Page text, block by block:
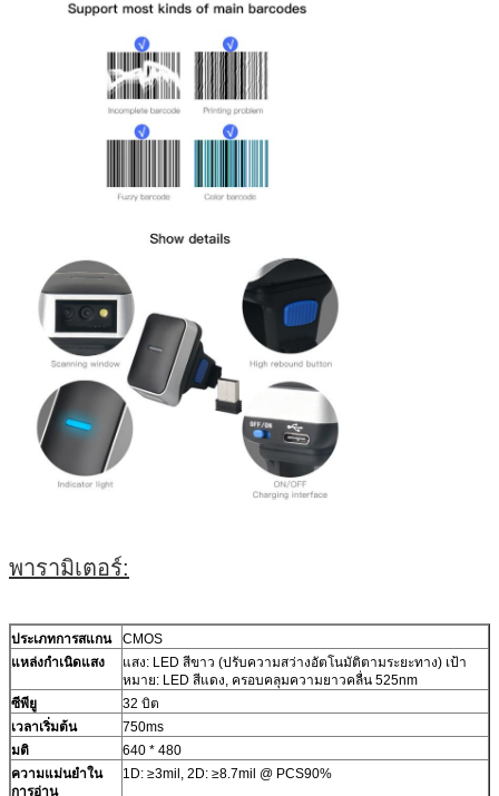
พารามิเตอร์:
ประเภทการสแกน
CMOS
แหล่งกำเนิดแสง
แสง: LED สีขาว (ปรับความสว่างอัตโนมัติตามระยะทาง) เป้า
หมาย: LED สีแดง, ครอบคลุมความยาวคลื่น 525nm
ซีพียู
32 บิต
เวลาเริ่มต้น
750ms
มติ
640 * 480
ความแม่นยำใน
การอ่าน
1D: ≥3mil, 2D: ≥8.7mil @ PCS90%